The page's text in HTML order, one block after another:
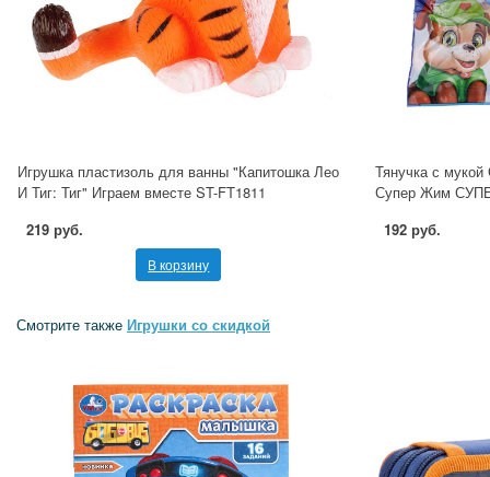
Игрушка пластизоль для ванны "Капитошка Лео
И Тиг: Тиг" Играем вместе ST-FT1811
219 руб.
В корзину
Тянучка с
Супер Жим
192 руб.
Смотрите также Игрушки со скидкой